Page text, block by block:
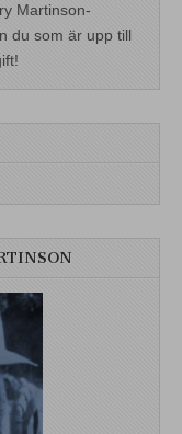
Martinson-
du som är upp till